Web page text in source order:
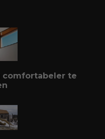
comfortabeler te